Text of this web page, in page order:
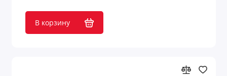
В корзину